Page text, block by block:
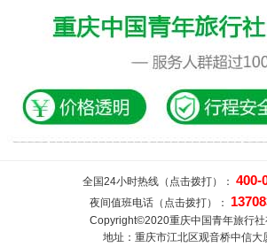
全国24小时热线（点击拨打）： 400-
夜间值班电话（点击拨打）：
Copyright©2020重庆中国青年旅行社
地址：重庆市江北区观音桥中信大